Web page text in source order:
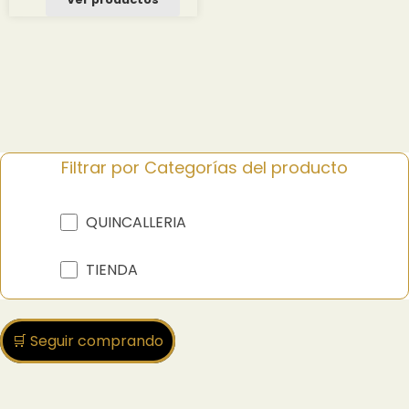
Filtrar por Categorías del producto
QUINCALLERIA
TIENDA
🛒 Seguir comprando